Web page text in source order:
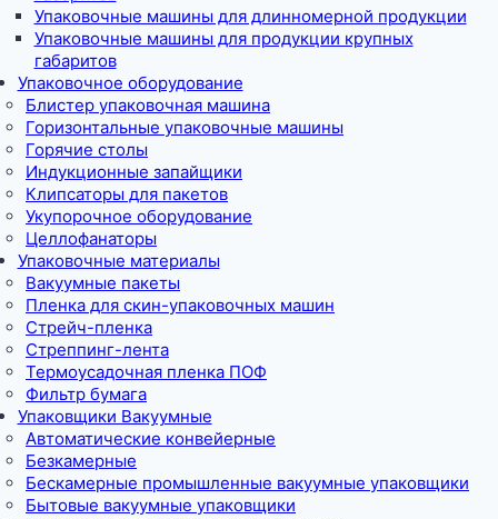
Упаковочные машины для длинномерной продукции
Упаковочные машины для продукции крупных
габаритов
Упаковочное оборудование
Блистер упаковочная машина
Горизонтальные упаковочные машины
Горячие столы
Индукционные запайщики
Клипсаторы для пакетов
Укупорочное оборудование
Целлофанаторы
Упаковочные материалы
Вакуумные пакеты
Пленка для скин-упаковочных машин
Стрейч-пленка
Стреппинг-лента
Термоусадочная пленка ПОФ
Фильтр бумага
Упаковщики Вакуумные
Автоматические конвейерные
Безкамерные
Бескамерные промышленные вакуумные упаковщики
Бытовые вакуумные упаковщики